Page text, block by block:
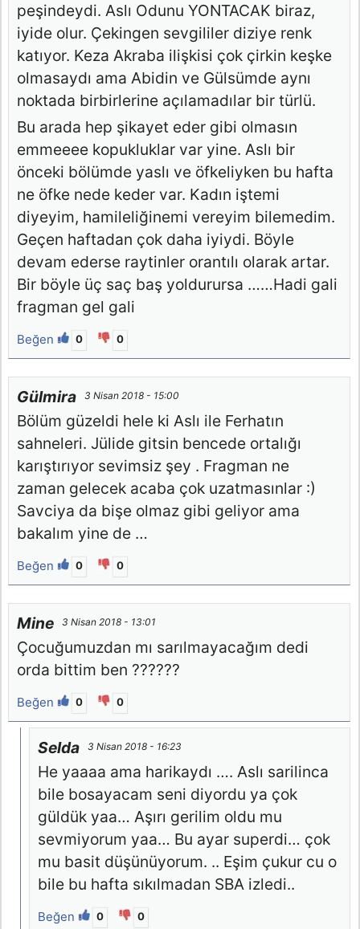
peşindeydi. Aslı Odunu YONTACAK biraz,
iyide olur. Çekingen sevgililer diziye renk
katıyor. Keza Akraba ilişkisi çok çirkin keşke
olmasaydı ama Abidin ve Gülsümde aynı
noktada birbirlerine açılamadılar bir türlü.
Bu arada hep şikayet eder gibi olmasın
emmeeee kopukluklar var yine. Aslı bir
önceki bölümde yaslı ve öfkeliyken bu hafta
ne öfke nede keder var. Kadın iştemi
diyeyim, hamileliğinemi vereyim bilemedim.
Geçen haftadan çok daha iyiydi. Böyle
devam ederse raytinler orantılı olarak artar.
Bir böyle üç saç baş yoldurursa ……Hadi gali
fragman gel gali
Beğen 0 0
Gülmira 3 Nisan 2018 - 15:00
Bölüm güzeldi hele ki Aslı ile Ferhatın
sahneleri. Jülide gitsin bencede ortalığı
karıştırıyor sevimsiz şey . Fragman ne
zaman gelecek acaba çok uzatmasınlar :)
Savciya da bişe olmaz gibi geliyor ama
bakalım yine de …
Beğen 0 0
Mine 3 Nisan 2018 - 13:01
Çocuğumuzdan mı sarılmayacağım dedi
orda bittim ben ??????
Beğen 0 0
Selda 3 Nisan 2018 - 16:23
He yaaaa ama harikaydı …. Aslı sarilinca
bile bosayacam seni diyordu ya çok
güldük yaa… Aşırı gerilim oldu mu
sevmiyorum yaa… Bu ayar superdi… çok
mu basit düşünüyorum. .. Eşim çukur cu o
bile bu hafta sıkılmadan SBA izledi..
Beğen 0 0